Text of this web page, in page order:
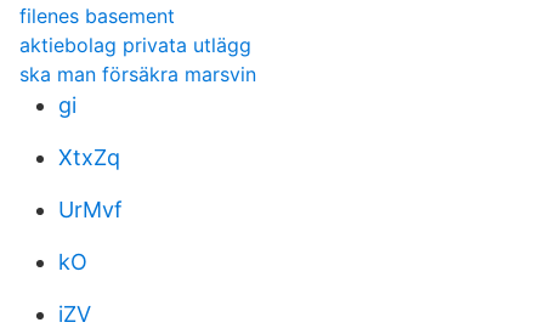
filenes basement
aktiebolag privata utlägg
ska man försäkra marsvin
gi
XtxZq
UrMvf
kO
iZV